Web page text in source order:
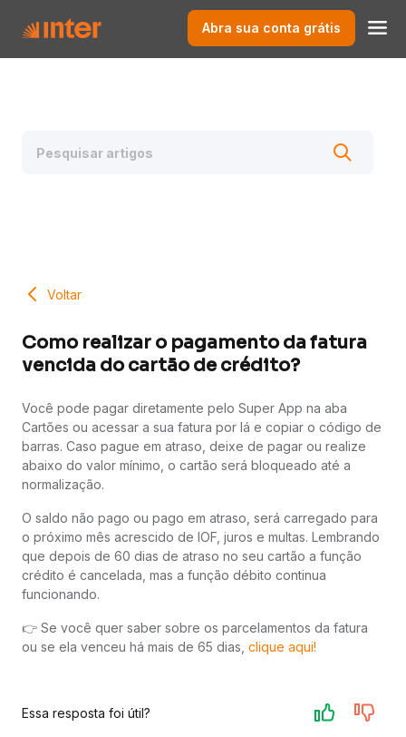
Abra sua conta grátis
Voltar
Como realizar o pagamento da fatura
vencida do cartão de crédito?
Você pode pagar diretamente pelo Super App na aba
Cartões ou acessar a sua fatura por lá e copiar o código de
barras. Caso pague em atraso, deixe de pagar ou realize
abaixo do valor mínimo, o cartão será bloqueado até a
normalização.
O saldo não pago ou pago em atraso, será carregado para
o próximo mês acrescido de IOF, juros e multas. Lembrando
que depois de 60 dias de atraso no seu cartão a função
crédito é cancelada, mas a função débito continua
funcionando.
👉 Se você quer saber sobre os parcelamentos da fatura
ou se ela venceu há mais de 65 dias, clique aqui!
Essa resposta foi útil?